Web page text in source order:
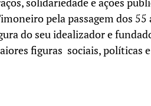
pela passagem dos
do seu idealizador e
figuras sociais, políticas